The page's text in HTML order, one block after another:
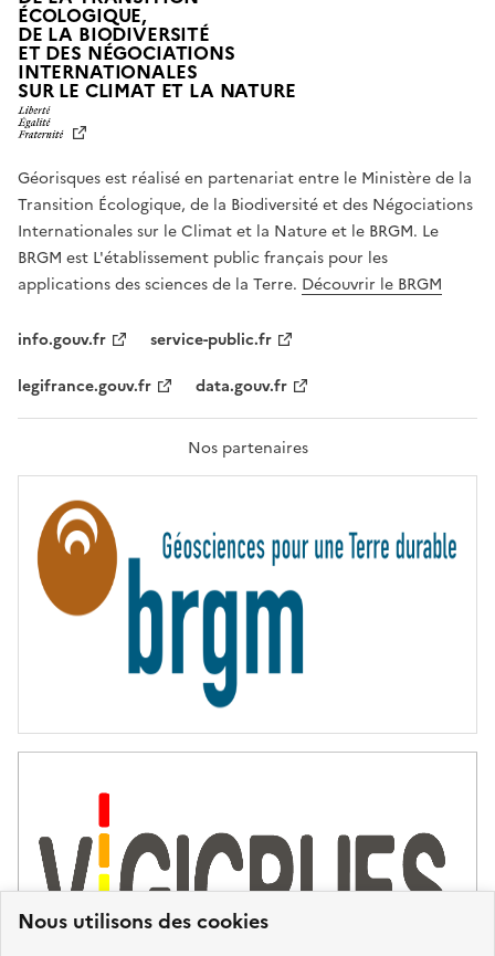
Nous utilisons des cookies
ÉCOLOGIQUE,
DE LA BIODIVERSITÉ
ET DES NÉGOCIATIONS
INTERNATIONALES
SUR LE CLIMAT ET LA NATUREL
T
É
,
É
G
A
L
F
A
T
R
T
É
Géorisques est réalisé en partenariat entre le Ministère de la
Transition Écologique, de la Biodiversité et des Négociations
Internationales sur le Climat et la Nature et le BRGM. Le
BRGM est L'établissement public français pour les
applications des sciences de la Terre. Découvrir le BRGM
info.gouv.fr
service-public.fr
legifrance.gouv.fr
data.gouv.fr
Nos partenaires